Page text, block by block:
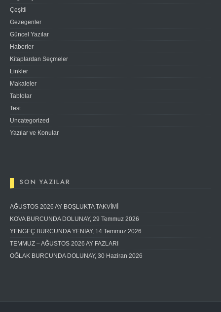
Çeşitli
Gezegenler
Güncel Yazılar
Haberler
Kitaplardan Seçmeler
Linkler
Makaleler
Tablolar
Test
Uncategorized
Yazılar ve Konular
SON YAZILAR
AĞUSTOS 2026 AY BOŞLUKTA TAKVİMİ
KOVA BURCUNDA DOLUNAY, 29 Temmuz 2026
YENGEÇ BURCUNDA YENİAY, 14 Temmuz 2026
TEMMUZ – AĞUSTOS 2026 AY FAZLARI
OĞLAK BURCUNDA DOLUNAY, 30 Haziran 2026